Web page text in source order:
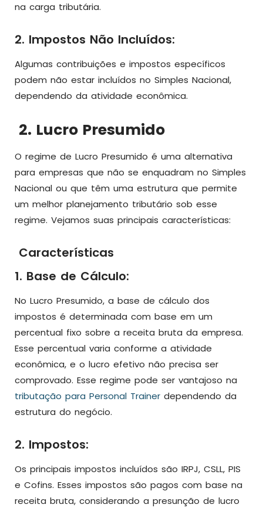
na carga tributária.
2. Impostos Não Incluídos:
Algumas contribuições e impostos específicos
podem não estar incluídos no Simples Nacional,
dependendo da atividade econômica.
2. Lucro Presumido
O regime de Lucro Presumido é uma alternativa
para empresas que não se enquadram no Simples
Nacional ou que têm uma estrutura que permite
um melhor planejamento tributário sob esse
regime. Vejamos suas principais características:
Características
1. Base de Cálculo:
No Lucro Presumido, a base de cálculo dos
impostos é determinada com base em um
percentual fixo sobre a receita bruta da empresa.
Esse percentual varia conforme a atividade
econômica, e o lucro efetivo não precisa ser
comprovado. Esse regime pode ser vantajoso na
tributação para Personal Trainer dependendo da
estrutura do negócio.
2. Impostos:
Os principais impostos incluídos são IRPJ, CSLL, PIS
e Cofins. Esses impostos são pagos com base na
receita bruta, considerando a presunção de lucro